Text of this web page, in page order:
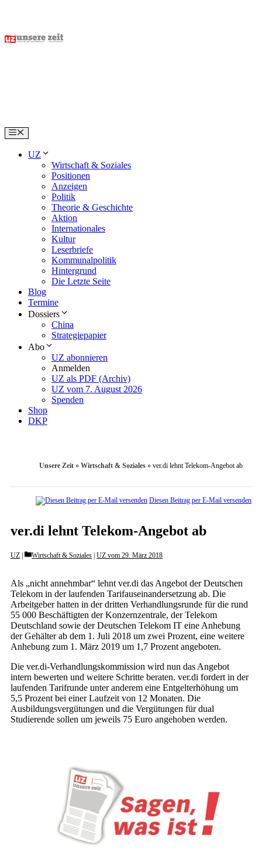
content
Menu
UZ
Wirtschaft & Soziales
Positionen
Anzeigen
Politik
Theorie & Geschichte
Aktion
Internationales
Kultur
Leserbriefe
Kommunalpolitik
Hintergrund
Die Letzte Seite
Blog
Termine
Dossiers
China
Strategiepapier
Abo
UZ abonnieren
Anmelden
UZ als PDF (Archiv)
UZ vom 7. August 2026
Spenden
Shop
DKP
Unsere Zeit » Wirtschaft & Soziales » ver.di lehnt Telekom-Angebot ab
Diesen Beitrag per E-Mail versenden
ver.di lehnt Telekom-Angebot ab
UZ Categories
Wirtschaft & Soziales UZ vom 29. März 2018
Als „nicht annehmbar“ lehnt ver.di das Angebot der Deutschen
Telekom in der laufenden Tarifauseinandersetzung ab. Die
Arbeitgeber hatten in der dritten Verhandlungsrunde für die rund
55 000 Beschäftigten der Konzernzentrale, der Telekom
Deutschland sowie der Deutschen Telekom IT eine Anhebung
der Gehälter ab dem 1. Juli 2018 um zwei Prozent, eine weitere
Anhebung zum 1. März 2019 um 1,7 Prozent angeboten.
Die ver.di-Verhandlungskommission wird nun das Angebot
intern bewerten und weitere Schritte beraten. ver.di fordert in der
laufenden Tarifrunde unter anderem eine Entgelterhöhung um
5,5 Prozent bei einer Laufzeit von 12 Monaten. Die
Ausbildungsvergütungen und die Vergütungen für dual
Studierende sollen um jeweils 75 Euro angehoben werden.